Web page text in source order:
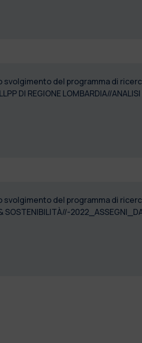
del programma di
DI REGIONE LOMBARDIA//
del programma di
SOSTENIBILITÀ//-